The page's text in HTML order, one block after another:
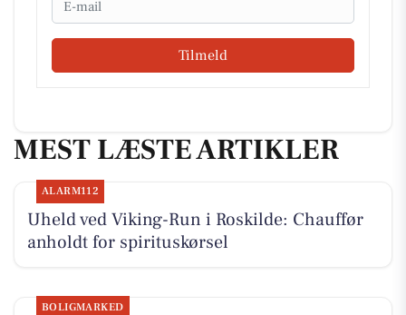
Tilmeld
MEST LÆSTE ARTIKLER
ALARM112
Uheld ved Viking-Run i Roskilde: Chauffør
anholdt for spirituskørsel
BOLIGMARKED